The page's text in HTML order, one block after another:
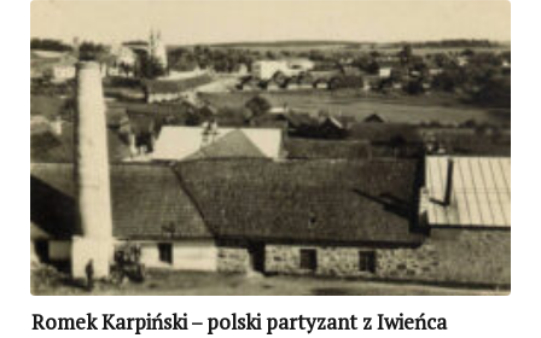
Romek Karpiński – polski partyzant z Iwieńca